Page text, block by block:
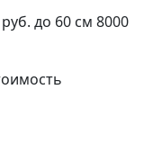
до 60 см 8000